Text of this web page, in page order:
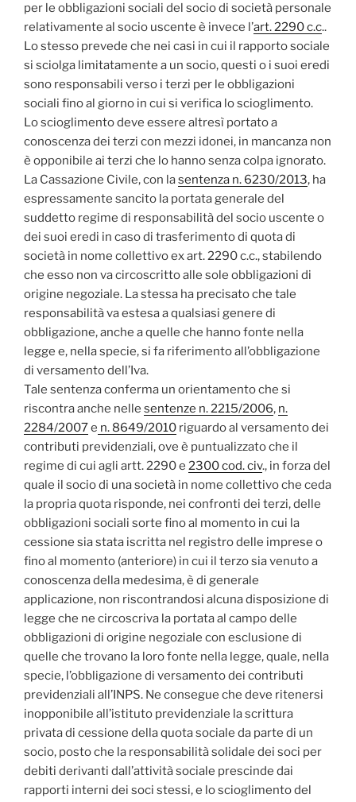
per le obbligazioni sociali del socio di società personale
relativamente al socio uscente è invece l’art. 2290 c.c..
Lo stesso prevede che nei casi in cui il rapporto sociale
si sciolga limitatamente a un socio, questi o i suoi eredi
sono responsabili verso i terzi per le obbligazioni
sociali fino al giorno in cui si verifica lo scioglimento.
Lo scioglimento deve essere altresì portato a
conoscenza dei terzi con mezzi idonei, in mancanza non
è opponibile ai terzi che lo hanno senza colpa ignorato.
La Cassazione Civile, con lasentenza n. 6230/2013, ha
espressamente sancito la portata generale del
suddetto regime di responsabilità del socio uscente o
dei suoi eredi in caso di trasferimento di quota di
società in nome collettivo ex art. 2290 c.c., stabilendo
che esso non va circoscritto alle sole obbligazioni di
origine negoziale. La stessa ha precisato che tale
responsabilità va estesa a qualsiasi genere di
obbligazione, anche a quelle che hanno fonte nella
legge e, nella specie, si fa riferimento all’obbligazione
di versamento dell’Iva.
Tale sentenza conferma un orientamento che si
riscontra anche nelle sentenze n. 2215/2006, n.
2284/2007e n. 8649/2010 riguardo al versamento dei
contributi previdenziali, ove è puntualizzato che il
regime di cui agli artt. 2290 e 2300 cod. civ., in forza del
quale il socio di una società in nome collettivo che ceda
la propria quota risponde, nei confronti dei terzi, delle
obbligazioni sociali sorte fino al momento in cui la
cessione sia stata iscritta nel registro delle imprese o
fino al momento (anteriore) in cui il terzo sia venuto a
conoscenza della medesima, è di generale
applicazione, non riscontrandosi alcuna disposizione di
legge che ne circoscriva la portata al campo delle
obbligazioni di origine negoziale con esclusione di
quelle che trovano la loro fonte nella legge, quale, nella
specie, l’obbligazione di versamento dei contributi
previdenziali all’INPS. Ne consegue che deve ritenersi
inopponibile all’istituto previdenziale la scrittura
privata di cessione della quota sociale da parte di un
socio, posto che la responsabilità solidale dei soci per
debiti derivanti dall’attività sociale prescinde dai
rapporti interni dei soci stessi, e lo scioglimento del